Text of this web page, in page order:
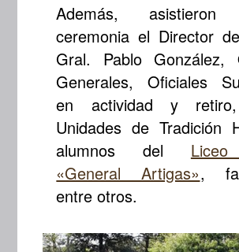
Además,
ceremonia el Director
Gral. Pablo González,
Generales, Oficiales
en actividad y
Unidades de Tradición
alumnos del
«General Artigas»,
entre otros.